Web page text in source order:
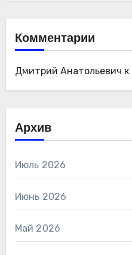
Комментарии
Дмитрий Анатольевич к
Архив
Июль 2026
Июнь 2026
Май 2026